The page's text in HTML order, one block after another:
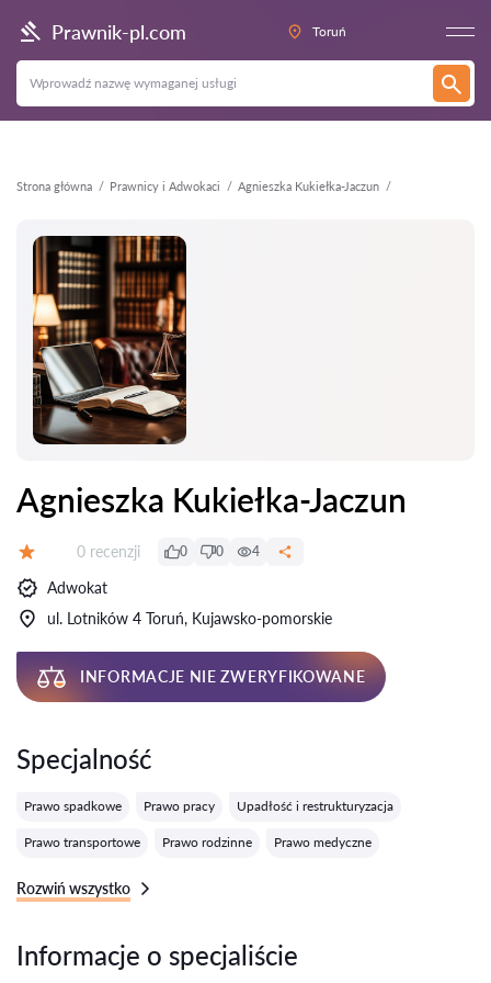
Prawnik-pl.com Toruń
Strona główna Prawnicy i Adwokaci Agnieszka Kukiełka-Jaczun
Wstecz
Agnieszka Kukiełka-Jaczun
Recenzji:
0 recenzji 0 0 4
Adwokat
ul. Lotników 4 Toruń, Kujawsko-pomorskie
INFORMACJE NIE ZWERYFIKOWANE
Specjalność
Prawo spadkowe Prawo pracy Upadłość i restrukturyzacja
Prawo transportowe Prawo rodzinne Prawo medyczne
Rozwiń wszystko
Informacje o specjaliście